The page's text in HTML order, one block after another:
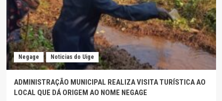
Negage Noticias do Uige
ADMINISTRAÇÃO MUNICIPAL REALIZA VISITA TURÍSTICA AO
LOCAL QUE DÁ ORIGEM AO NOME NEGAGE